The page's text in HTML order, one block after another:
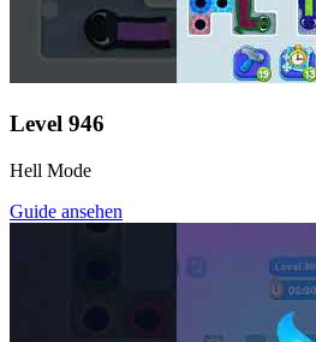
Level 946
Hell Mode
Guide ansehen